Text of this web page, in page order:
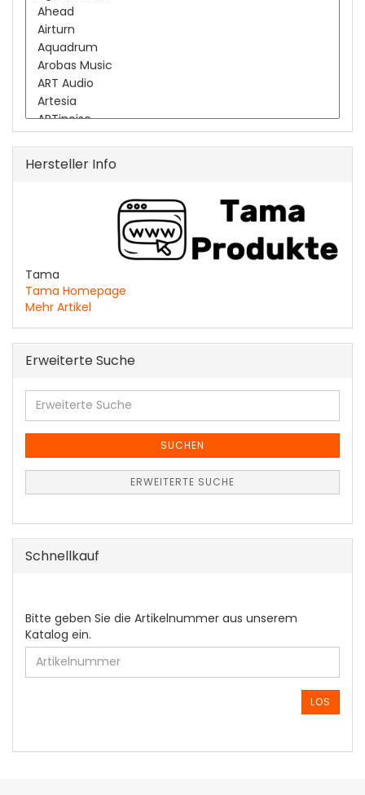
Hersteller Info
Tama
Tama Homepage
Mehr Artikel
Erweiterte Suche
Erweiterte
Suche
SUCHEN
ERWEITERTE SUCHE
Schnellkauf
BITTE
GEBEN
SIE
DIE
ARTIKELNUMMER
EIN.
Bitte geben Sie die Artikelnummer aus unserem
Katalog ein.
LOS